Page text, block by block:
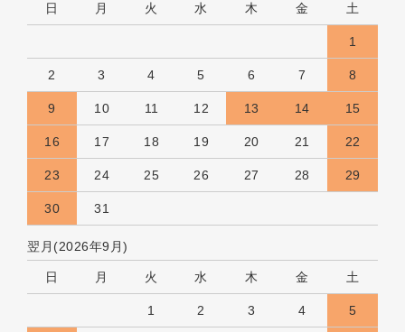
日 月 火 水 木 金 土
1
2 3 4 5 6 7 8
9 10 11 12 13 14 15
16 17 18 19 20 21 22
23 24 25 26 27 28 29
30 31
翌月(2026年9月)
日 月 火 水 木 金 土
1 2 3 4 5